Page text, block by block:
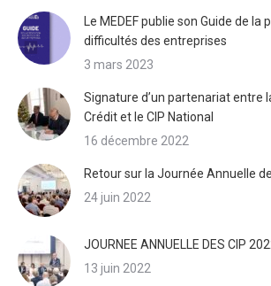
Le MEDEF publie son Guide de la
difficultés des entreprises
3 mars 2023
Signature d’un partenariat entre
Crédit et le CIP National
16 décembre 2022
Retour sur la Journée Annuelle
24 juin 2022
JOURNEE ANNUELLE DES CIP
13 juin 2022